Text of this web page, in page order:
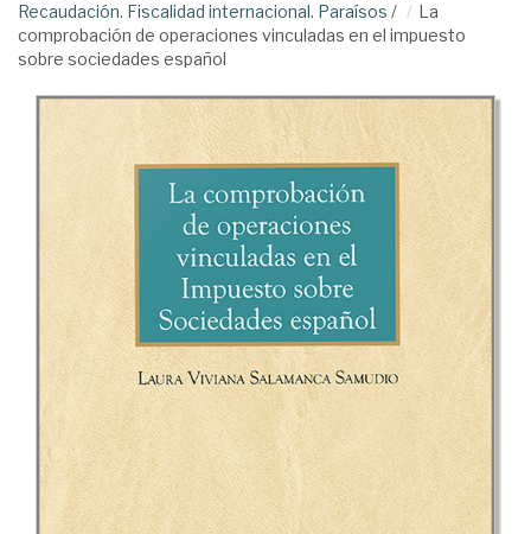
Recaudación. Fiscalidad internacional. Paraísos /
La
comprobación de operaciones vinculadas en el impuesto
sobre sociedades español